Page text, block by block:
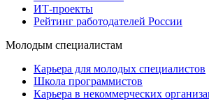
ИТ-проекты
Рейтинг работодателей России
Молодым специалистам
Карьера для молодых специалистов
Школа программистов
Карьера в некоммерческих